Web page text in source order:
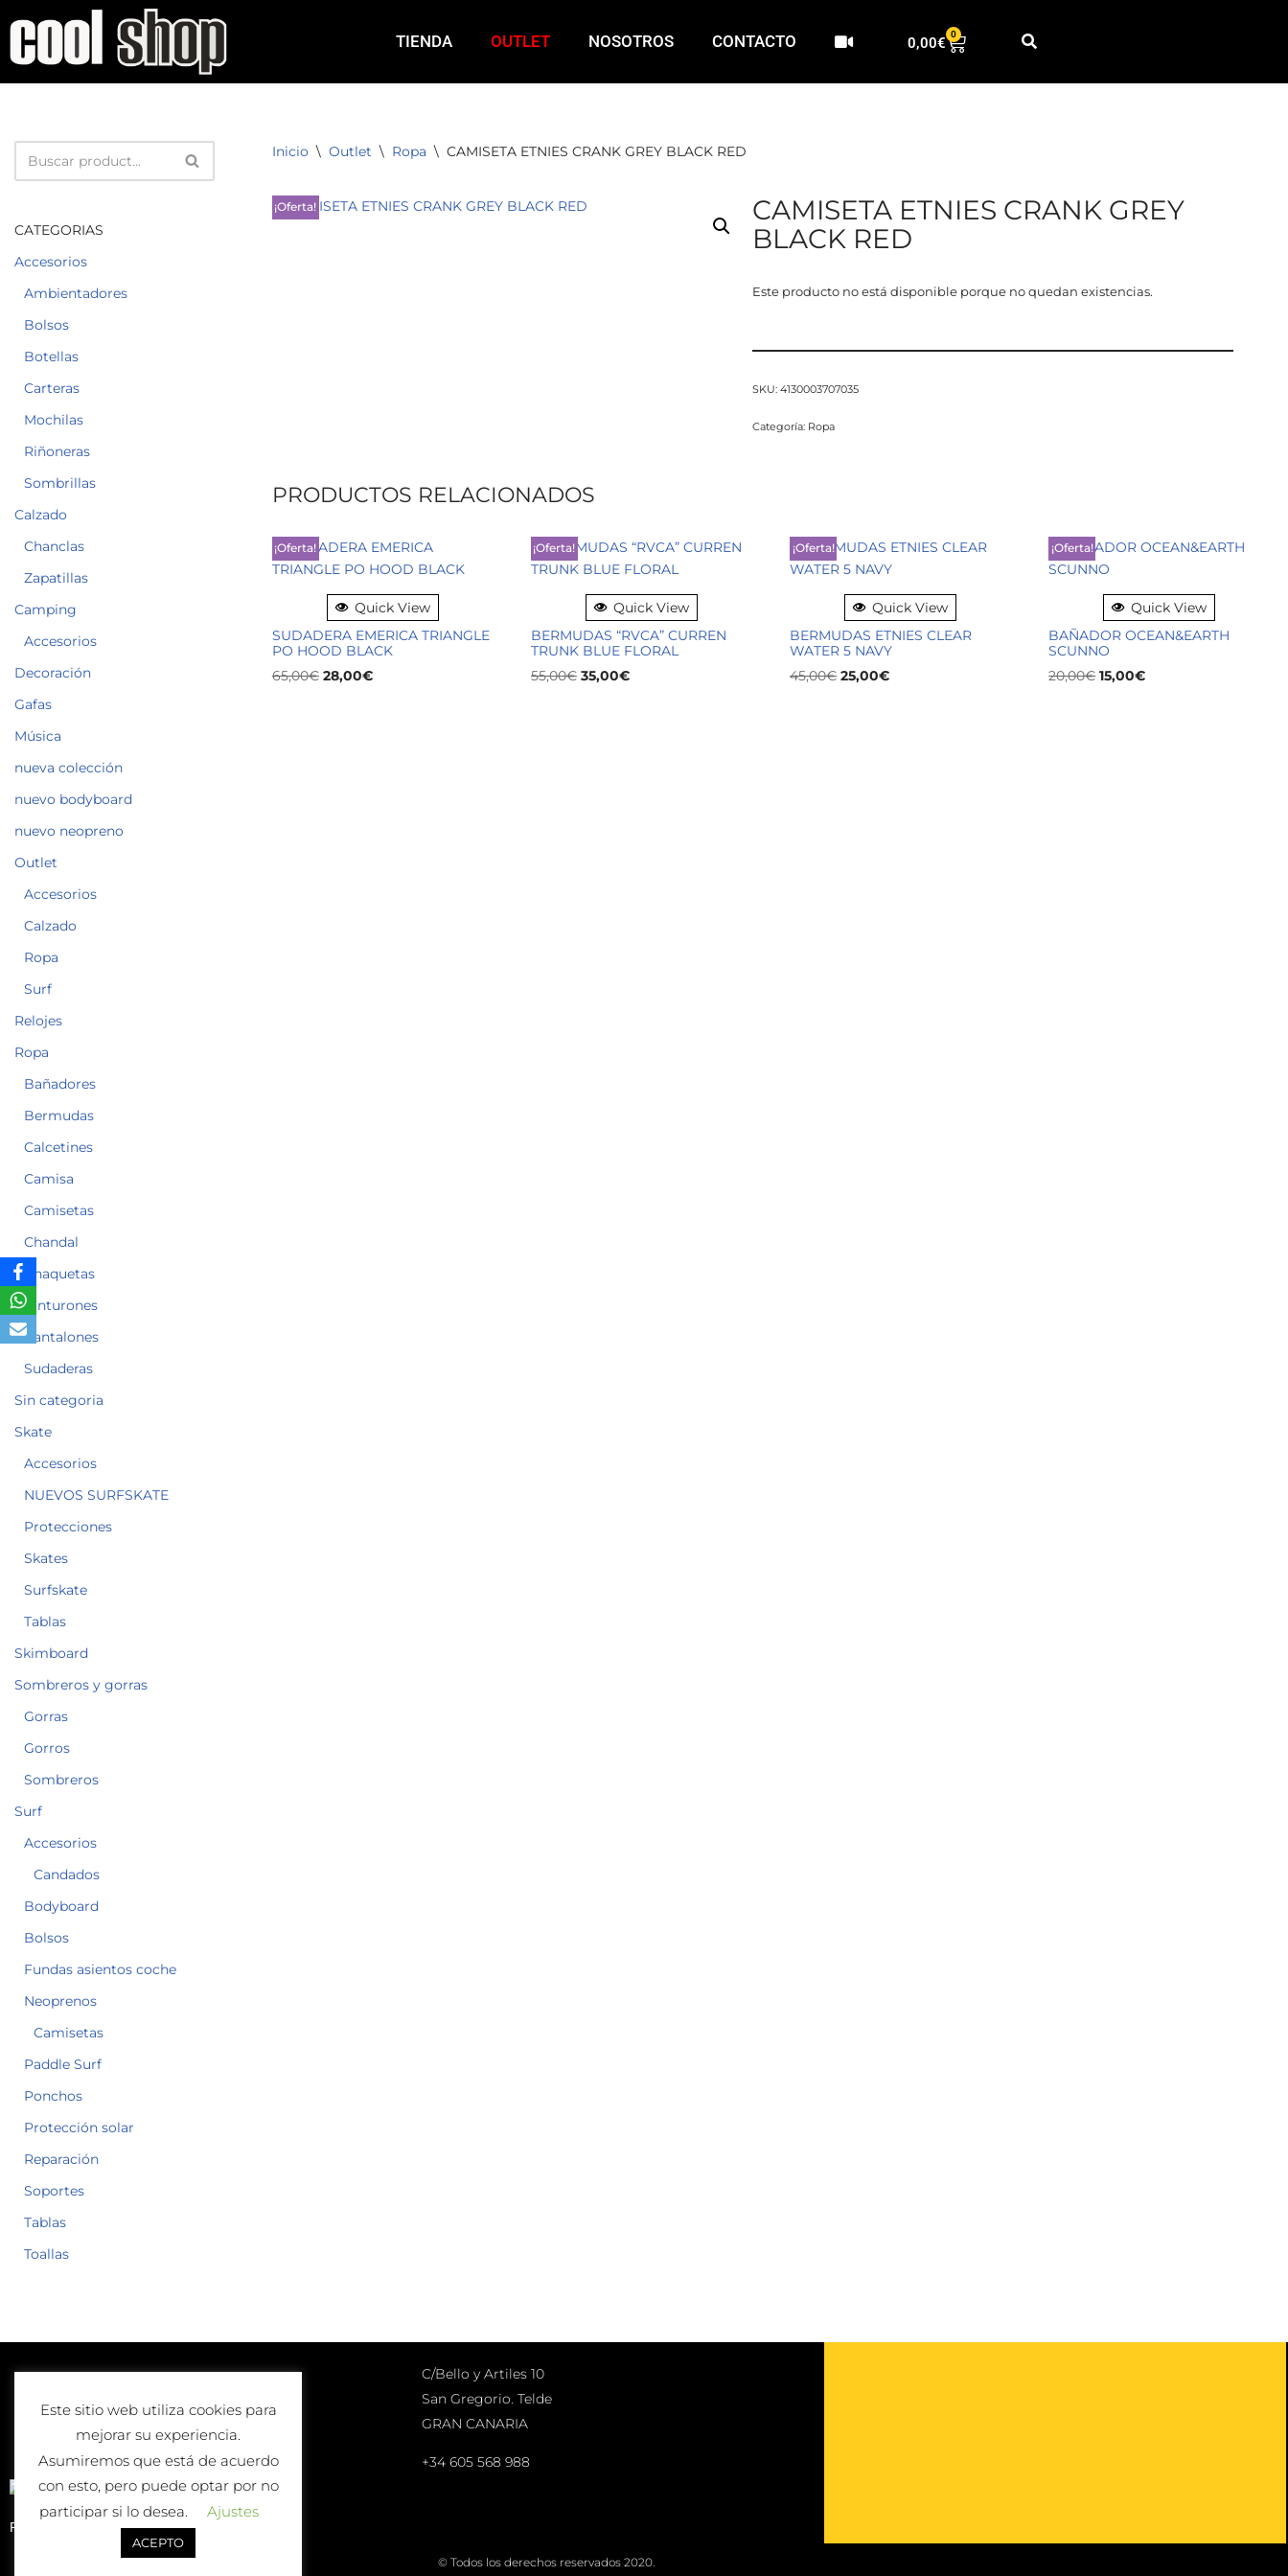
Saltar
TIENDA OUTLET NOSOTROS CONTACTO 0,00€
0
CATEGORIAS
Accesorios
Ambientadores
Bolsos
Botellas
Carteras
Mochilas
Riñoneras
Sombrillas
Calzado
Chanclas
Zapatillas
Camping
Accesorios
Decoración
Gafas
Música
nueva colección
nuevo bodyboard
nuevo neopreno
Outlet
Accesorios
Calzado
Ropa
Surf
Relojes
Ropa
Bañadores
Bermudas
Calcetines
Camisa
Camisetas
Chandal
Chaquetas
Cinturones
Pantalones
Sudaderas
Sin categoria
Skate
Accesorios
NUEVOS SURFSKATE
Protecciones
Skates
Surfskate
Tablas
Skimboard
Sombreros y gorras
Gorras
Gorros
Sombreros
Surf
Accesorios
Candados
Bodyboard
Bolsos
Fundas asientos coche
Neoprenos
Camisetas
Paddle Surf
Ponchos
Protección solar
Reparación
Soportes
Tablas
Toallas
Inicio \ Outlet \ Ropa \ CAMISETA ETNIES CRANK GREY BLACK RED
¡Oferta!
CAMISETA ETNIES CRANK GREY
BLACK RED
Este producto no está disponible porque no quedan existencias.
SKU:4130003707035
Categoría: Ropa
PRODUCTOS RELACIONADOS
¡Oferta!
Quick View
SUDADERA EMERICA TRIANGLE
PO HOOD BLACK
65,00€ 28,00€
¡Oferta!
Quick View
BERMUDAS “RVCA” CURREN
TRUNK BLUE FLORAL
55,00€ 35,00€
¡Oferta!
Quick View
BERMUDAS ETNIES CLEAR
WATER 5 NAVY
45,00€ 25,00€
¡Oferta!
Quick View
BAÑADOR OCEAN&EARTH
SCUNNO
20,00€ 15,00€
Lunes a Viernes
10:00-13:00 | 17:00-20:00
10:00-13:00
C/Bello y Artiles 10
San Gregorio. Telde
GRAN CANARIA
+34 605 568 988
Política de Devolución o Cambio
© Todos los derechos reservados 2020.
Este sitio web utiliza cookies para
mejorar su experiencia.
Asumiremos que está de acuerdo
con esto, pero puede optar por no
participar si lo desea.
Ajustes
ACEPTO